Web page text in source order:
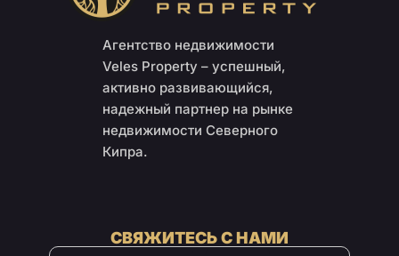
Агентство недвижимости
Veles Property – успешный,
активно развивающийся,
надежный партнер на рынке
недвижимости Северного
Кипра.
СВЯЖИТЕСЬ С НАМИ